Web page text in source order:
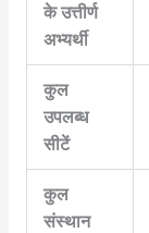
के उत्तीर्ण
अभ्यर्थी
कुल
उपलब्ध
सीटें
कुल
संस्थान